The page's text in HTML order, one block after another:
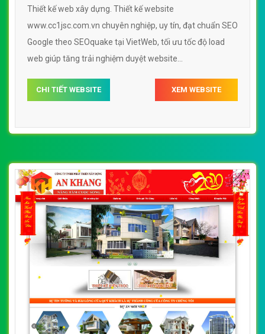
Thiết kế web xây dựng. Thiết kế website
www.cc1jsc.com.vn chuyên nghiệp, uy tín, đạt chuẩn SEO
Google theo SEOquake tại VietWeb, tối ưu tốc độ load
web giúp tăng trải nghiệm duyệt website
CHI TIẾT WEBSITE XEM WEBSITE